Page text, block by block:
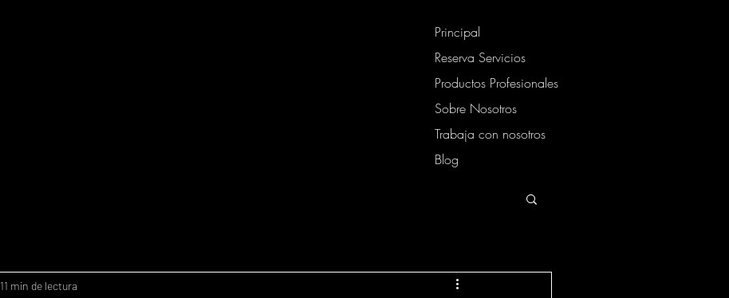
Principal
Reserva Servicios
Productos Profesionales
Sobre Nosotros
Trabaja con nosotros
Blog
11 min de lectura